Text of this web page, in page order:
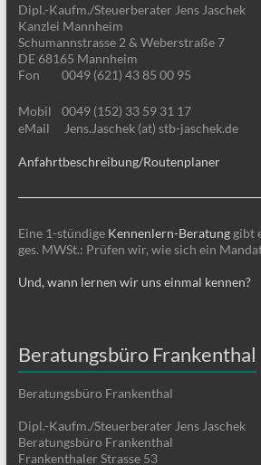
Dipl.-Kaufm./Steuerberater Jens Jaschek
Kanzlei Mannheim
Schumannstrasse 2 & Weberstraße 7
DE 68165 Mannheim
Fon
0049 (621) 43 85 00 95
Mobil
0049 (152) 33 59 31 17
eMail
Jens.Jaschek (at) stb-jaschek.de
Anfahrtbeschreibung/Routenplaner
Eine 1-stündige Kennenlern-Beratunggibt
ges. MWSt.: Prüfen wir, wie sich ein
Und, wann lernen wir uns einmal kennen?
Beratungsbüro Frankenthal
Beratungsbüro Frankenthal
Dipl.-Kaufm./Steuerberater Jens Jaschek
Beratungsbüro Frankenthal
Frankenthaler Strasse 53